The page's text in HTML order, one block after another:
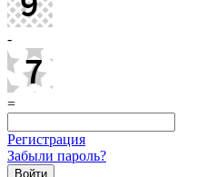
-
=
Регистрация
Забыли пароль?